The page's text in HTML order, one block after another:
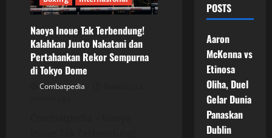
Naoya Inoue Tak Terbendung!
Kalahkan Junto Nakatani dan
Pertahankan Rekor Sempurna
di Tokyo Dome
Combatpedia
POSTS
Aaron
McKenna vs
Etinosa
Oliha, Duel
Gelar Dunia
Panaskan
Dublin